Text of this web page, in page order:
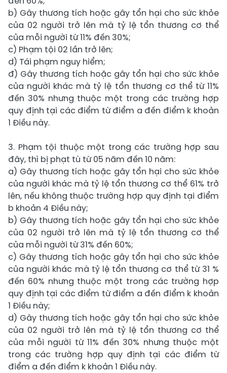
b) Gây thương tích hoặc gây tổn hại cho sức khỏe
của 02 người trở lên mà tỷ lệ tổn thương cơ thể
của mỗi người từ 11% đến 30%;
c) Phạm tội 02 lần trở lên;
d) Tái phạm nguy hiểm;
đ) Gây thương tích hoặc gây tổn hại cho sức khỏe
của người khác mà tỷ lệ tổn thương cơ thể từ 11%
đến 30% nhưng thuộc một trong các trường hợp
quy định tại các điểm từ điểm a đến điểm k khoản
1 Điều này.
3. Phạm tội thuộc một trong các trường hợp sau
đây, thì bị phạt tù từ 05 năm đến 10 năm:
a) Gây thương tích hoặc gây tổn hại cho sức khỏe
của người khác mà tỷ lệ tổn thương cơ thể 61% trở
lên, nếu không thuộc trường hợp quy định tại điểm
b khoản 4 Điều này;
b) Gây thương tích hoặc gây tổn hại cho sức khỏe
của 02 người trở lên mà tỷ lệ tổn thương cơ thể
của mỗi người từ 31% đến 60%;
c) Gây thương tích hoặc gây tổn hại cho sức khỏe
của người khác mà tỷ lệ tổn thương cơ thể từ 31 %
đến 60% nhưng thuộc một trong các trường hợp
quy định tại các điểm từ điểm a đến điểm k khoản
1 Điều này;
d) Gây thương tích hoặc gây tổn hại cho sức khỏe
của 02 người trở lên mà tỷ lệ tổn thương cơ thể
của mỗi người từ 11% đến 30% nhưng thuộc một
trong các trường hợp quy định tại các điểm từ
điểm a đến điểm k khoản 1 Điều này.